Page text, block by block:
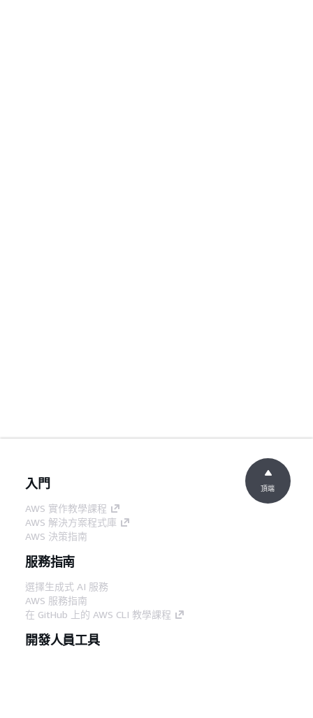
入門
AWS 實作教學課程
AWS 解決方案程式庫
AWS 決策指南
服務指南
選擇生成式 AI 服務
AWS 服務指南
在 GitHub 上的 AWS CLI 教學課程
開發人員工具
頂端